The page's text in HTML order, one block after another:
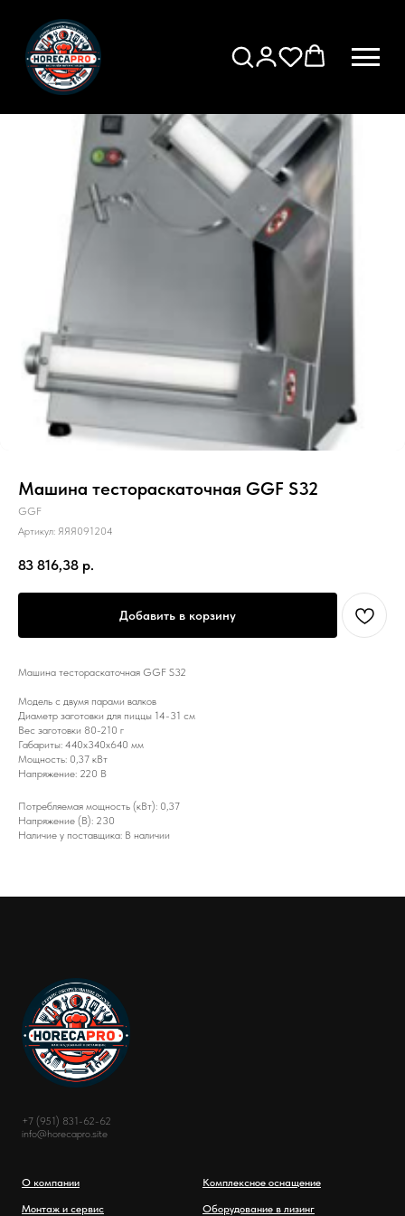
Машина тестораскаточная GGF S32
GGF
Артикул: ЯЯЯ091204
83 816,38 р.
Добавить в корзину
Машина тестораскаточная GGF S32
Модель с двумя парами валков
Диаметр заготовки для пиццы 14-31 см
Вес заготовки 80-210 г
Габариты: 440x340x640 мм
Мощность: 0,37 кВт
Напряжение: 220 В
Потребляемая мощность (кВт): 0,37
Напряжение (В): 230
Наличие у поставщика: В наличии
+7 (951) 831-62-62
info@horecapro.site
О компании
Монтаж и сервис
Комплексное оснащение
Оборудование в лизинг